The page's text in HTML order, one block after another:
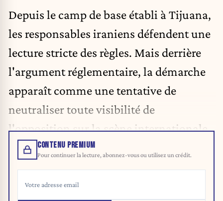
Depuis le camp de base établi à Tijuana,
les responsables iraniens défendent une
lecture stricte des règles. Mais derrière
l'argument réglementaire, la démarche
apparaît comme une tentative de
neutraliser toute visibilité de
l'opposition sur la scène internationale.
CONTENU PREMIUM
Pour continuer la lecture, abonnez-vous ou utilisez un crédit.